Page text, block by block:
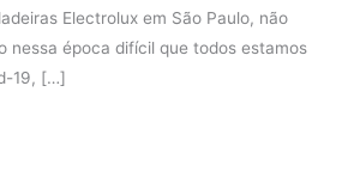
Electrolux em São Paulo, não
nessa época difícil que todos estamos
19, […]